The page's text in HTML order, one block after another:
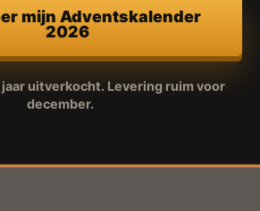
mijn Adventskalender
2026
uitverkocht. Levering ruim voor
december.